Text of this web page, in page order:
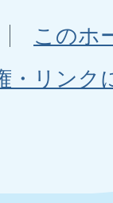
このホ
・リンク